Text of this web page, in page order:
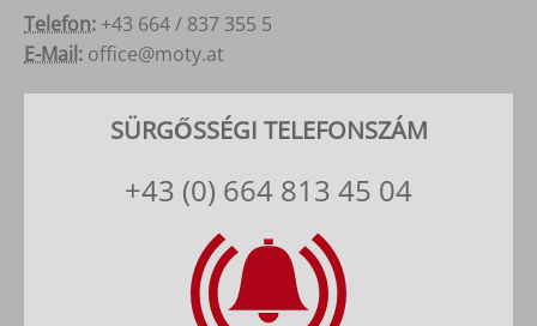
Telefon: +43 664 / 837 355 5
E-Mail: office@moty.at
SÜRGŐSSÉGI TELEFONSZÁM
+43 (0) 664 813 45 04